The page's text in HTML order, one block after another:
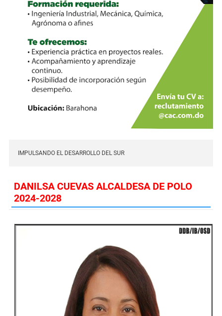
IMPULSANDO EL DESARROLLO DEL SUR
DANILSA CUEVAS ALCALDESA DE POLO
2024-2028